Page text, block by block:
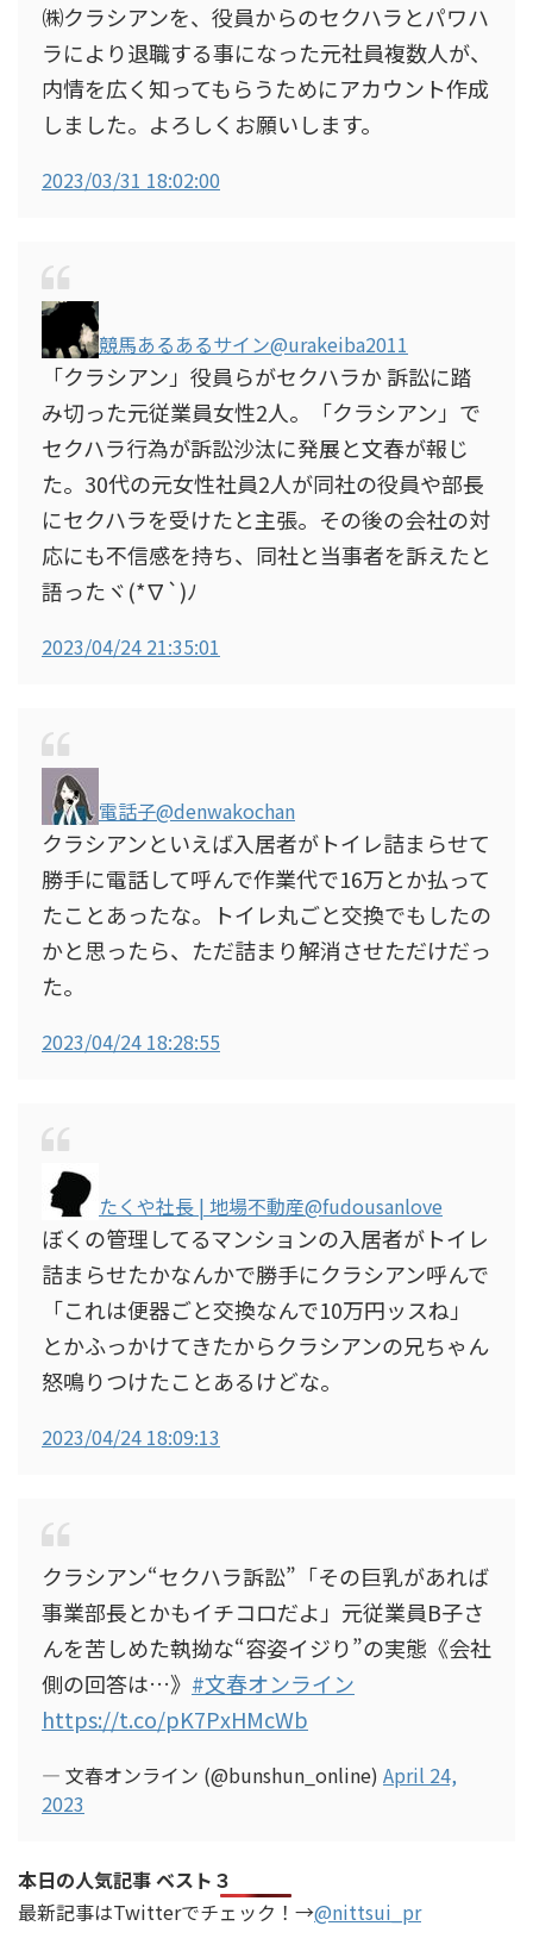
㈱クラシアンを、役員からのセクハラとパワハ
ラにより退職する事になった元社員複数人が、
内情を広く知ってもらうためにアカウント作成
しました。よろしくお願いします。
2023/03/31 18:02:00
競馬あるあるサイン@urakeiba2011
「クラシアン」役員らがセクハラか 訴訟に踏
み切った元従業員女性2人。「クラシアン」で
セクハラ行為が訴訟沙汰に発展と文春が報じ
た。30代の元女性社員2人が同社の役員や部長
にセクハラを受けたと主張。その後の会社の対
応にも不信感を持ち、同社と当事者を訴えたと
語ったヾ(*∇`)ﾉ
2023/04/24 21:35:01
電話子@denwakochan
クラシアンといえば入居者がトイレ詰まらせて
勝手に電話して呼んで作業代で16万とか払って
たことあったな。トイレ丸ごと交換でもしたの
かと思ったら、ただ詰まり解消させただけだっ
た。
2023/04/24 18:28:55
たくや社長 | 地場不動産@fudousanlove
ぼくの管理してるマンションの入居者がトイレ
詰まらせたかなんかで勝手にクラシアン呼んで
「これは便器ごと交換なんで10万円ッスね」
とかふっかけてきたからクラシアンの兄ちゃん
怒鳴りつけたことあるけどな。
2023/04/24 18:09:13
クラシアン“セクハラ訴訟”「その巨乳があれば
事業部長とかもイチコロだよ」元従業員B子さ
んを苦しめた執拗な“容姿イジり”の実態《会社
側の回答は…》 #文春オンライン
https://t.co/pK7PxHMcWb
— 文春オンライン (@bunshun_online) April 24,
2023
本日の人気記事 ベスト３
最新記事はTwitterでチェック！→@nittsui_pr